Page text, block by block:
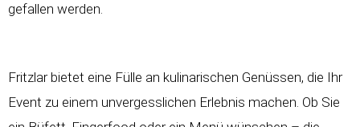
gefallen werden.
Fritzlar bietet eine Fülle an kulinarischen Genüssen, die Ihr
Event zu einem unvergesslichen Erlebnis machen. Ob Sie